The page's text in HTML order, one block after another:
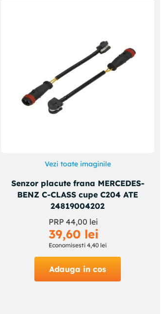
Vezi toate imaginile
Senzor placute frana MERCEDES-
BENZ C-CLASS cupe C204 ATE
24819004202
PRP 44,00 lei
39,60 lei
Economisesti 4,40 lei
Adauga in cos